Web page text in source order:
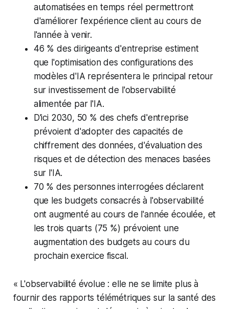
automatisées en temps réel permettront
d'améliorer l'expérience client au cours de
l'année à venir.
46 % des dirigeants d'entreprise estiment
que l'optimisation des configurations des
modèles d'IA représentera le principal retour
sur investissement de l'observabilité
alimentée par l'IA.
D'ici 2030, 50 % des chefs d'entreprise
prévoient d'adopter des capacités de
chiffrement des données, d'évaluation des
risques et de détection des menaces basées
sur l'IA.
70 % des personnes interrogées déclarent
que les budgets consacrés à l'observabilité
ont augmenté au cours de l'année écoulée, et
les trois quarts (75 %) prévoient une
augmentation des budgets au cours du
prochain exercice fiscal.
« L'observabilité évolue : elle ne se limite plus à
fournir des rapports télémétriques sur la santé des